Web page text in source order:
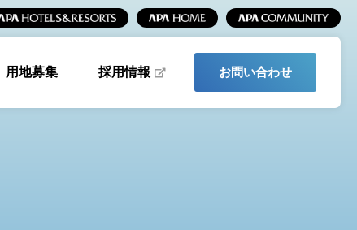
用地募集 採用情報 お問い合わせ